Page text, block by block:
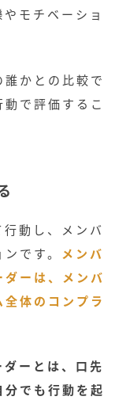
モチベーショ
かとの比較で
で評価するこ
動し、メンバ
です。 メンバ
ーは、メンバ
体のコンプラ
ーとは、口先
でも行動を起